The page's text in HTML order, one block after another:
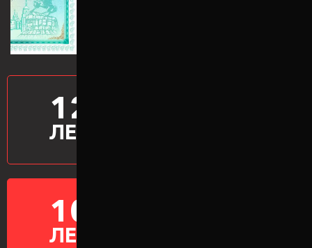
12
ЛЕТ
10
ЛЕТ